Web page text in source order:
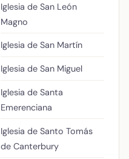
Iglesia de San León
Magno
Iglesia de San Martín
Iglesia de San Miguel
Iglesia de Santa
Emerenciana
Iglesia de Santo Tomás
de Canterbury